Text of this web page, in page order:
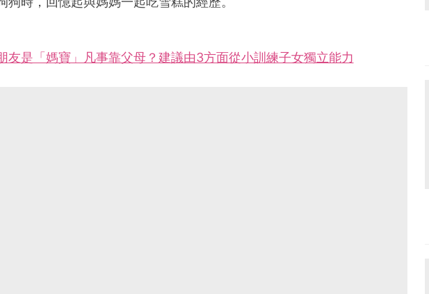
友是「媽寶」凡事靠父母？建議由3方面從小訓練子女獨立能力